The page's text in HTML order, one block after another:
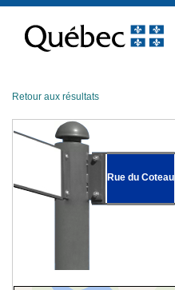
contenu
Retour aux résultats
Rue du Coteau